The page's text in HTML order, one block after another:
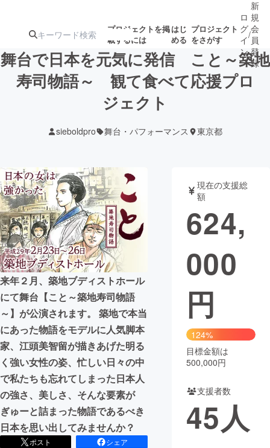
プロジェクトを掲
載するには
はじ
める
プロジェクト
をさがす
注目の新着プロ募集終了が近いプ
テクノロジー・ガジェット
映像・映画 書籍・雑誌
ビジネス・起業 チャレンジ
まちづくり・地域活性化
CAMPFIRE for Social Good
CAMPFIRE Creation
CAMPFIREふるさと納税machi-ya コミュニティ
ロ
グ
イ
ン
/
新
規
会
員
登
録
舞台で日本を元気に発信 こと～築地
寿司物語～ 観て食べて応援プロ
ジェクト
sieboldpro 舞台・パフォーマンス 東京都
来年２月、築地ブディストホール
にて舞台【こと～築地寿司物語
～】が公演されます。 築地で本当
にあった物語をモデルに人気脚本
家、江頭美智留が描きあげた明る
く強い女性の姿、忙しい日々の中
で私たちも忘れてしまった日本人
の強さ、美しさ、そんな要素が
ぎゅーと詰まった物語であるべき
日本を思い出してみませんか？
ポスト
シェア
現在の支援総
額
624,
000
円
124%
目標金額は
500,000円
支援者数
45人